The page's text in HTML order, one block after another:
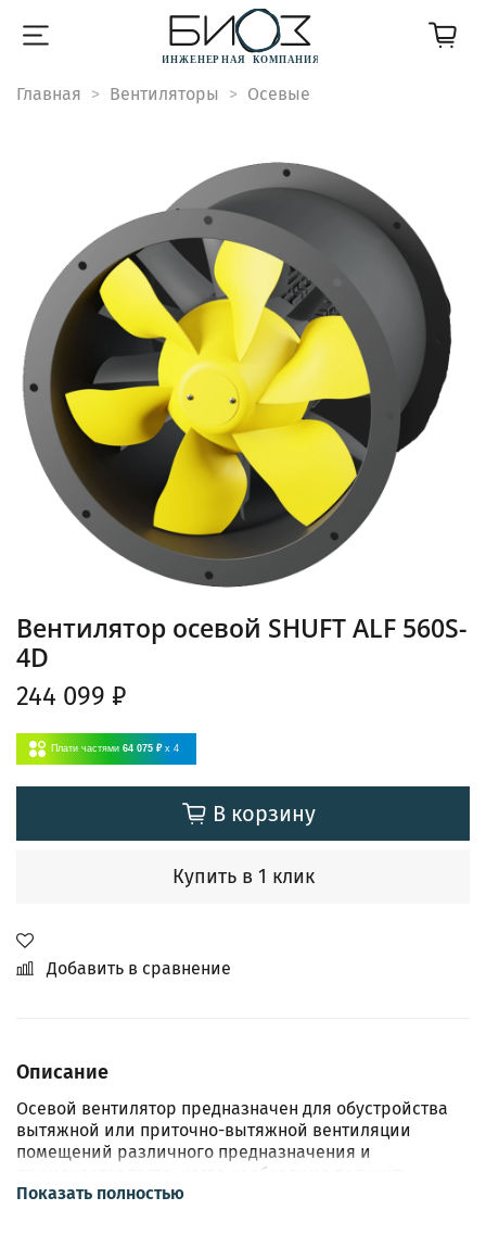
Главная Вентиляторы Осевые
Вентилятор осевой SHUFT ALF 560S-
4D
244 099 ₽
Плати частями 64 075 ₽ x 4
В корзину
Купить в 1 клик
Добавить в сравнение
Описание
Осевой вентилятор предназначен для обустройства
вытяжной или приточно-вытяжной вентиляции
помещений различного предназначения и
применяется тогда, когда необходимо получить
систему высокой производительности при малом ее
Показать полностью